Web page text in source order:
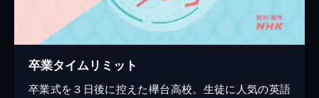
卒業タイムリミット
卒業式を３日後に控えた欅台高校。生徒に人気の英語